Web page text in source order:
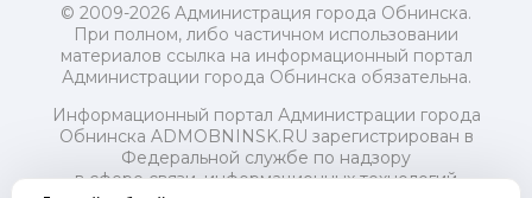
© 2009-2026 Администрация города Обнинска.
При полном, либо частичном использовании
материалов ссылка на информационный портал
Администрации города Обнинска обязательна.
Информационный портал Администрации города
Обнинска ADMOBNINSK.RU зарегистрирован в
Федеральной службе по надзору
в сфере связи, информационных технологий